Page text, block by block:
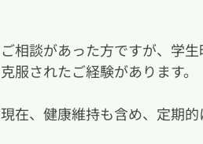
ご相談があった方ですが、学
克服されたご経験があります。
現在、健康維持も含め、定期的